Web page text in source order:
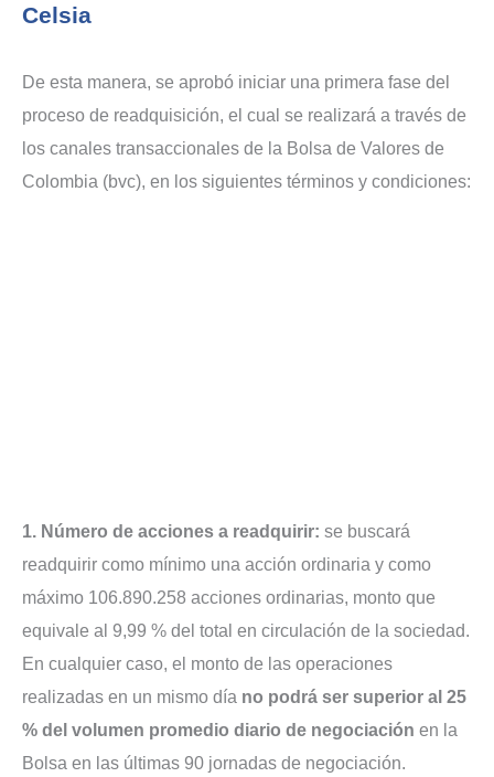
Celsia
De esta manera, se aprobó iniciar una primera fase del
proceso de readquisición, el cual se realizará a través de
los canales transaccionales de la Bolsa de Valores de
Colombia (bvc), en los siguientes términos y condiciones:
1. Número de acciones a readquirir: se buscará
readquirir como mínimo una acción ordinaria y como
máximo 106.890.258 acciones ordinarias, monto que
equivale al 9,99 % del total en circulación de la sociedad.
En cualquier caso, el monto de las operaciones
realizadas en un mismo día no podrá ser superior al 25
% del volumen promedio diario de negociación en la
Bolsa en las últimas 90 jornadas de negociación.